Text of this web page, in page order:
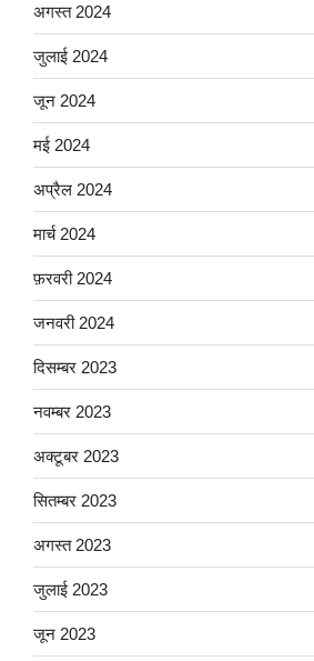
अगस्त 2024
जुलाई 2024
जून 2024
मई 2024
अप्रैल 2024
मार्च 2024
फ़रवरी 2024
जनवरी 2024
दिसम्बर 2023
नवम्बर 2023
अक्टूबर 2023
सितम्बर 2023
अगस्त 2023
जुलाई 2023
जून 2023